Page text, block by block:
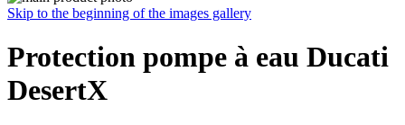
Skip to the beginning of the images gallery
Protection pompe à eau Ducati
DesertX